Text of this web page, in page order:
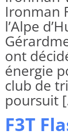
Ironman
l’Alpe
ont
énergie
club de
poursuit
F3T